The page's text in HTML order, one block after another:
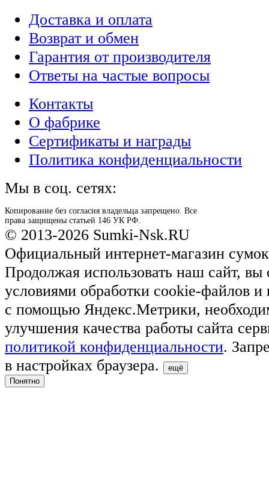
Доставка и оплата
Возврат и обмен
Гарантия от производителя
Ответы на частые вопросы
Контакты
О фабрике
Сертификаты и награды
Политика конфиденциальности
Мы в соц. сетях:
Копирование без согласия владельца запрещено. Все
права защищены статьей 146 УК РФ.
© 2013-2026 Sumki-Nsk.RU
Официальный интернет-магазин
Продолжая использовать наш сайт, вы
условиями обработки cookie-файлов и
с помощью Яндекс.Метрики,
улучшения качества работы сайта
политикой конфиденциальности.
в настройках браузера.
ещё
Понятно